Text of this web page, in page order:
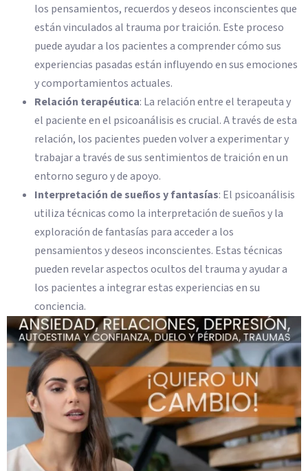
los pensamientos, recuerdos y deseos inconscientes que
están vinculados al trauma por traición. Este proceso
puede ayudar a los pacientes a comprender cómo sus
experiencias pasadas están influyendo en sus emociones
y comportamientos actuales.
Relación terapéutica: La relación entre el terapeuta y
el paciente en el psicoanálisis es crucial. A través de esta
relación, los pacientes pueden volver a experimentar y
trabajar a través de sus sentimientos de traición en un
entorno seguro y de apoyo.
Interpretación de sueños y fantasías: El psicoanálisis
utiliza técnicas como la interpretación de sueños y la
exploración de fantasías para acceder a los
pensamientos y deseos inconscientes. Estas técnicas
pueden revelar aspectos ocultos del trauma y ayudar a
los pacientes a integrar estas experiencias en su
conciencia.